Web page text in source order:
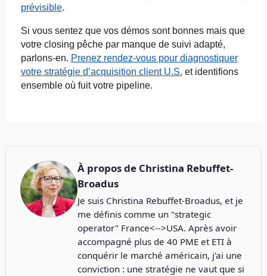
prévisible.
Si vous sentez que vos démos sont bonnes mais que
votre closing pêche par manque de suivi adapté,
parlons-en. Prenez rendez-vous pour diagnostiquer
votre stratégie d’acquisition client U.S. etidentifions
ensemble où fuit votre pipeline.
À propos de Christina Rebuffet-
Broadus
Je suis Christina Rebuffet-Broadus, et je
me définis comme un "strategic
operator" France<-->USA. Après avoir
accompagné plus de 40 PME et ETI à
conquérir le marché américain, j’ai une
conviction : une stratégie ne vaut que si